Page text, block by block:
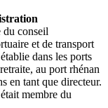
du conseil
et de transport
dans les ports
au port rhénan
en tant que directeur.
membre du